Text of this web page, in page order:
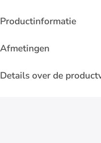
Productinformatie
Afmetingen
Details over de